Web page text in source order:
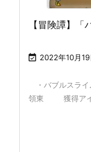
【冒険譚】
 2022年10月19
・バブルス
領東 獲得アイ